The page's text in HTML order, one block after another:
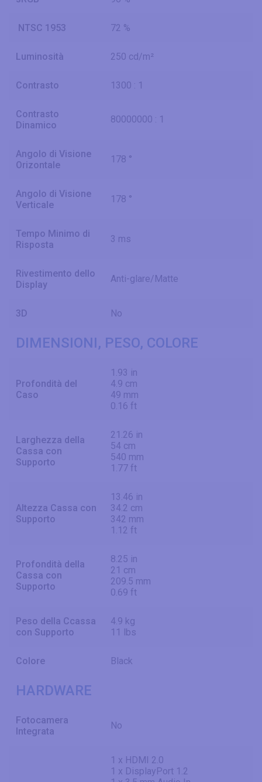
NTSC 1953 72 %
Luminosità 250 cd/m²
Contrasto 1300 : 1
Contrasto
Dinamico
80000000 : 1
Angolo di Visione
Orizontale
178 °
Angolo di Visione
Verticale
178 °
Tempo Minimo di
Risposta
3 ms
Rivestimento dello
Display
Anti-glare/Matte
3D No
DIMENSIONI, PESO, COLORE
Profondità del
Caso
1.93 in
4.9 cm
49 mm
0.16 ft
Larghezza della
Cassa con
Supporto
21.26 in
54 cm
540 mm
1.77 ft
Altezza Cassa con
Supporto
13.46 in
34.2 cm
342 mm
1.12 ft
Profondità della
Cassa con
Supporto
8.25 in
21 cm
209.5 mm
0.69 ft
Peso della Ccassa
con Supporto
4.9 kg
11 lbs
Colore Black
HARDWARE
Fotocamera
Integrata
No
1 x HDMI 2.0
1 x DisplayPort 1.2